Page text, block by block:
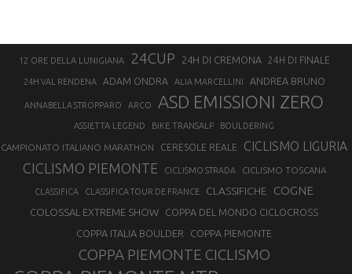
12 ORE DELLA LUNIGIANA 24CUP 24H DI CREMONA 24H DI FINALE
24H VAL RENDENA ADAM ONDRA ALIA MARCELLINI ANDREA BRUNO
ANNABELLA STROPPARO ARCO ASD EMISSIONI ZERO
ASSIETTA LEGEND BIKE TRANSALP BOULDERING
CAMPIONATO ITALIANO MARATHON CERESOLE REALE CICLISMO LIGURIA
CICLISMO PIEMONTE CICLISMO STRADA CICLISMO TOSCANA
CLASSIFICA CLASSIFICA TOUR DE FRANCE CLASSIFICHE COGNE
COLOSSAL EXTREME SHOW
COPPA DEL MONDO CICLOCROSS
COPPA ITALIA BOULDER
COPPA PIEMONTE
COPPA PIEMONTE CICLISMO